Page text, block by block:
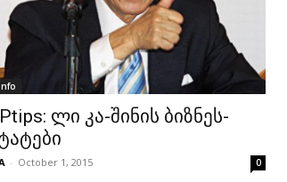
ლი კა-შინის ბიზნეს-
- October 1, 2015 0